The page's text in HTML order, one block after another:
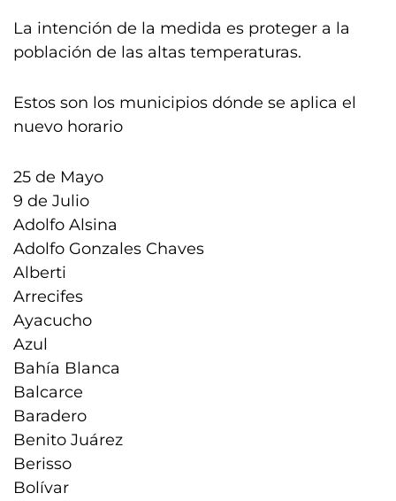
La intención de la medida es proteger a la
población de las altas temperaturas.
Estos son los municipios dónde se aplica el
nuevo horario
25 de Mayo
9 de Julio
Adolfo Alsina
Adolfo Gonzales Chaves
Alberti
Arrecifes
Ayacucho
Azul
Bahía Blanca
Balcarce
Baradero
Benito Juárez
Berisso
Bolívar